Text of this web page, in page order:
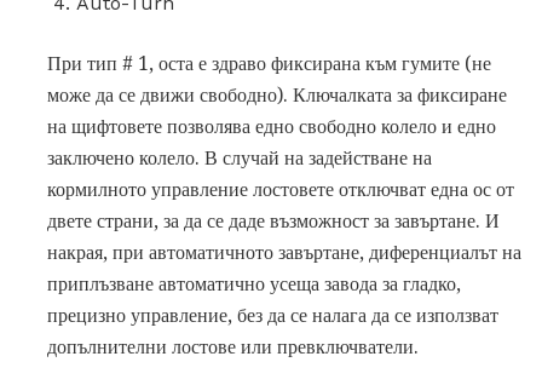
При тип # 1, оста е здраво фиксирана към гумите (не
може да се движи свободно). Ключалката за фиксиране
на щифтовете позволява едно свободно колело и едно
заключено колело. В случай на задействане на
кормилното управление лостовете отключват една ос от
двете страни, за да се даде възможност за завъртане. И
накрая, при автоматичното завъртане, диференциалът на
приплъзване автоматично усеща завода за гладко,
прецизно управление, без да се налага да се използват
допълнителни лостове или превключватели.